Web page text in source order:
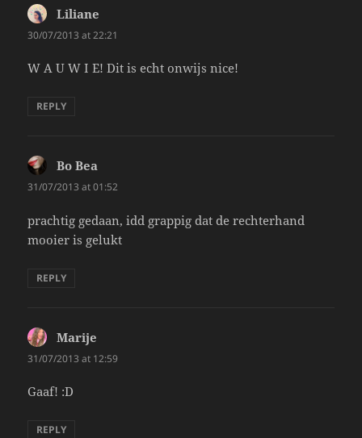
Liliane
30/07/2013 at 22:21
W A U W I E! Dit is echt onwijs nice!
REPLY
Bo Bea
31/07/2013 at 01:52
prachtig gedaan, idd grappig dat de rechterhand
mooier is gelukt
REPLY
Marije
31/07/2013 at 12:59
Gaaf! :D
REPLY